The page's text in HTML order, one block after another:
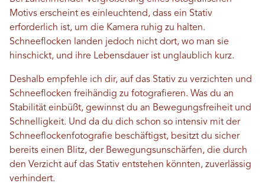
Motivs erscheint es einleuchtend, dass ein Stativ
erforderlich ist, um die Kamera ruhig zu halten.
Schneeflocken landen jedoch nicht dort, wo man sie
hinschickt, und ihre Lebensdauer ist unglaublich kurz.
Deshalb empfehle ich dir, auf das Stativ zu verzichten und
Schneeflocken freihändig zu fotografieren. Was du an
Stabilität einbüßt, gewinnst du an Bewegungsfreiheit und
Schnelligkeit. Und da du dich schon so intensiv mit der
Schneeflockenfotografie beschäftigst, besitzt du sicher
bereits einen Blitz, der Bewegungsunschärfen, die durch
den Verzicht auf das Stativ entstehen könnten, zuverlässig
verhindert.